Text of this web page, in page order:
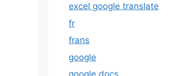
excel google translate
fr
frans
google
google docs